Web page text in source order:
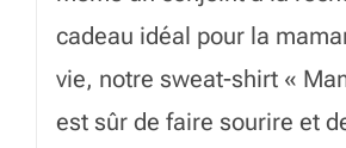
cadeau idéal pour la
vie, notre sweat-shirt «
est sûr de faire sourire et